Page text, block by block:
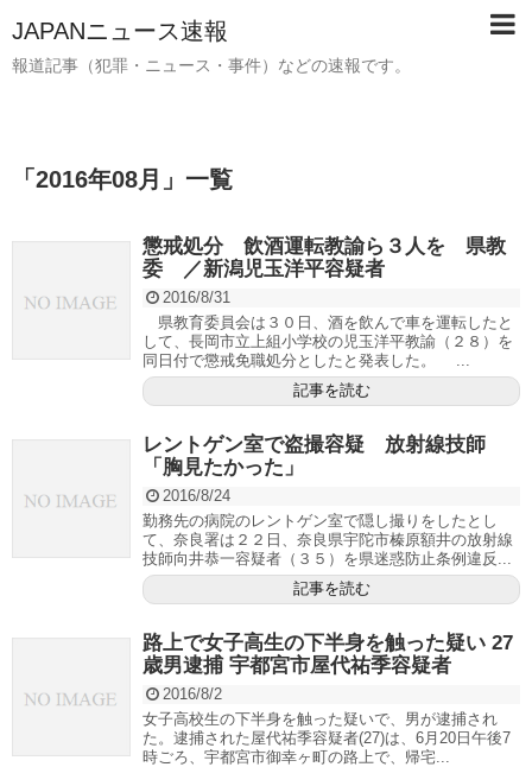
JAPANニュース速報
報道記事（犯罪・ニュース・事件）などの速報です。
「 2016年08月 」 一覧
懲戒処分 飲酒運転教諭ら３人を 県教
委 ／新潟児玉洋平容疑者
2016/8/31
県教育委員会は３０日、酒を飲んで車を運転したと
して、長岡市立上組小学校の児玉洋平教諭（２８）を
同日付で懲戒免職処分としたと発表した。 ...
記事を読む
レントゲン室で盗撮容疑 放射線技師
「胸見たかった」
2016/8/24
勤務先の病院のレントゲン室で隠し撮りをしたとし
て、奈良署は２２日、奈良県宇陀市榛原額井の放射線
技師向井恭一容疑者（３５）を県迷惑防止条例違反...
記事を読む
路上で女子高生の下半身を触った疑い 27
歳男逮捕 宇都宮市屋代祐季容疑者
2016/8/2
女子高校生の下半身を触った疑いで、男が逮捕され
た。逮捕された屋代祐季容疑者(27)は、6月20日午後7
時ごろ、宇都宮市御幸ヶ町の路上で、帰宅...